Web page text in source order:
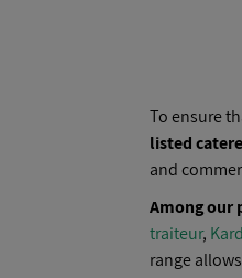
To ensure
listed
and
Among our
traiteur,
range